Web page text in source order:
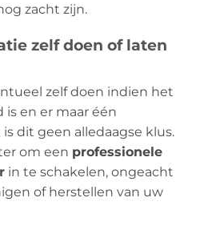
zacht zijn.
zelf doen of laten
zelf doen indien het
en er maar één
dit geen alledaagse klus.
om een ​​professionele
in te schakelen, ongeacht
of herstellen van uw